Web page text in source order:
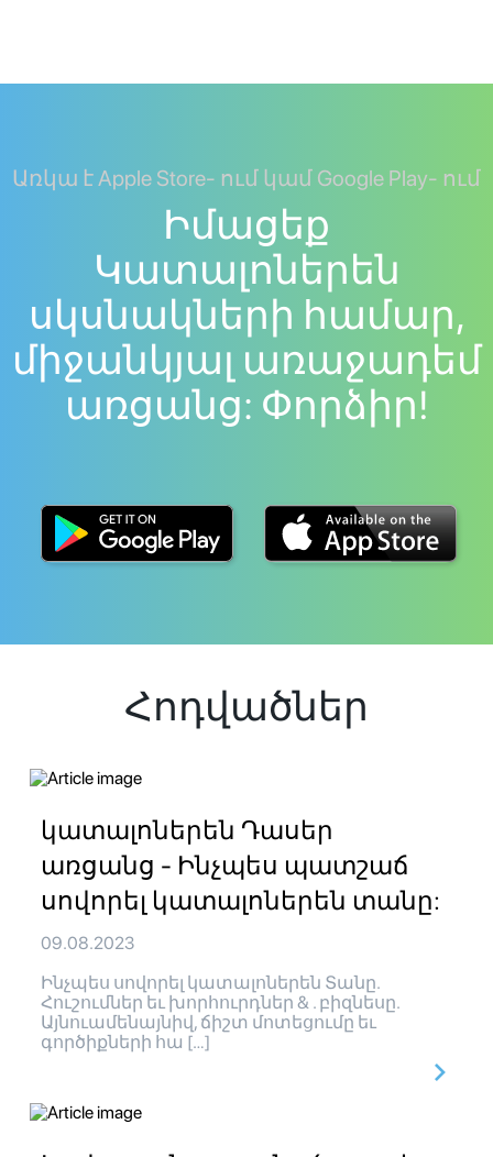
Առկա է Apple Store- ում կամ Google Play- ում
Իմացեք
Կատալոներեն
սկսնակների համար,
միջանկյալ առաջադեմ
առցանց: Փորձիր!
Հոդվածներ
կատալոներեն Դասեր
առցանց - Ինչպես պատշաճ
սովորել կատալոներեն տանը:
09.08.2023
Ինչպես սովորել կատալոներեն Տանը.
Հուշումներ եւ խորհուրդներ & . բիզնեսը.
Այնուամենայնիվ, ճիշտ մոտեցումը եւ
գործիքների հա […]